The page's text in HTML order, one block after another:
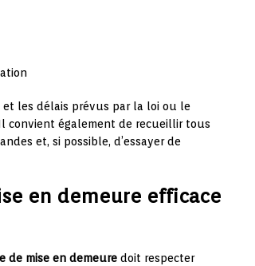
les délais prévus par la loi ou le
convient également de recueillir tous
et, si possible, d’essayer de
en demeure efficace
de mise en demeure doit respecter